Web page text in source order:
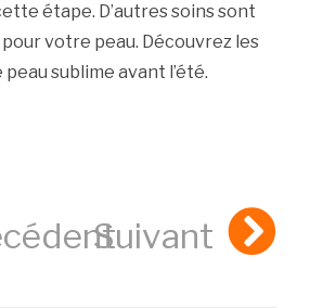
étape. D’autres soins sont
votre peau. Découvrez les
sublime avant l’été.
Suivant